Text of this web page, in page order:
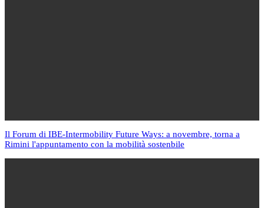
Il Forum di IBE-Intermobility Future Ways: a novembre, torna a
Rimini l'appuntamento con la mobilità sostenbile